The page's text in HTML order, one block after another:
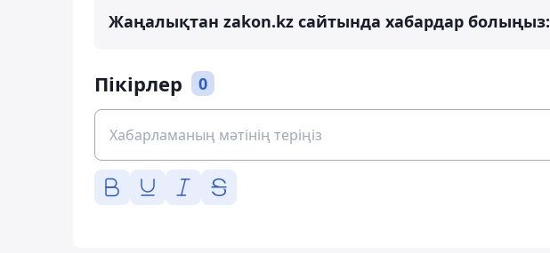
Жаңалықтан zakon.kz сайтында хабардар болыңыз:
Пікірлер 0